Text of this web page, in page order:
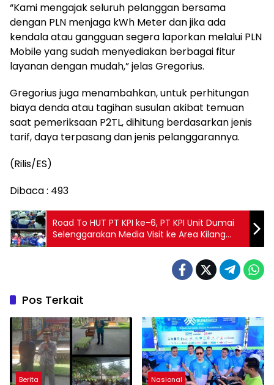
“Kami mengajak seluruh pelanggan bersama
dengan PLN menjaga kWh Meter dan jika ada
kendala atau gangguan segera laporkan melalui PLN
Mobile yang sudah menyediakan berbagai fitur
layanan dengan mudah,” jelas Gregorius.
Gregorius juga menambahkan, untuk perhitungan
biaya denda atau tagihan susulan akibat temuan
saat pemeriksaan P2TL, dihitung berdasarkan jenis
tarif, daya terpasang dan jenis pelanggarannya.
(Rilis/ES)
Dibaca : 493
Road To HUT PT KPI ke-6, PT KPI Unit Dumai
Selenggarakan Media Visit ke Area Kilang
Dumai
Pos Terkait
Berita Nasional